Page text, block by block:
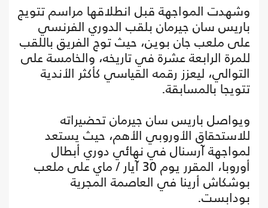
وشهدت المواجهة قبل انطلاقها مراسم تتويج
باريس سان جيرمان بلقب الدوري الفرنسي
على ملعب جان بوين، حيث توج الفريق باللقب
للمرة الرابعة عشرة في تاريخه، والخامسة على
التوالي، ليعزز رقمه القياسي كأكثر الأندية
تتويجا بالمسابقة.
ويواصل باريس سان جيرمان تحضيراته
للاستحقاق الأوروبي الأهم، حيث يستعد
لمواجهة آرسنال في نهائي دوري أبطال
أوروبا، المقرر يوم 30 آيار / ماي على ملعب
بوشكاش أرينا في العاصمة المجرية
بودابست.